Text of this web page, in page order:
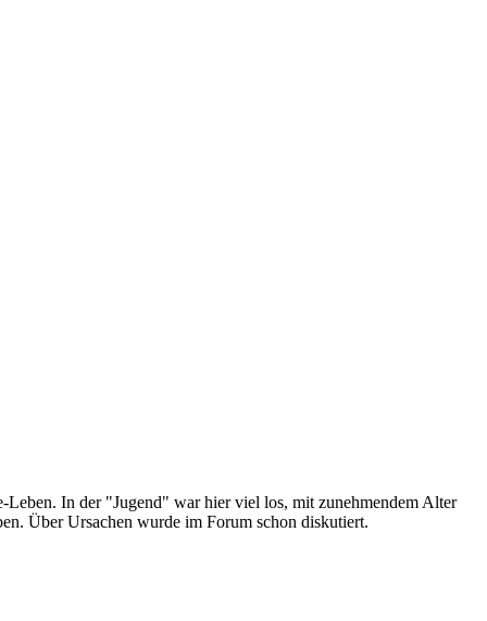
Leben. In der "Jugend" war hier viel los, mit zunehmendem Alter
Über Ursachen wurde im Forum schon diskutiert.